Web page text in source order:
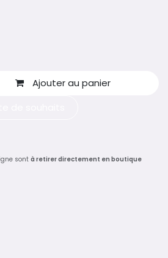
Ajouter au panier
sont à retirer directement en boutique